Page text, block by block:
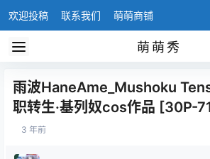
欢迎投稿 联系我们 萌萌商铺
萌萌秀
雨波HaneAme_Mushoku
职转生·基列奴cos作品 [30P-
3 年前